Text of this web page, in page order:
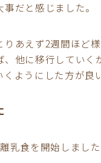
だと感じました。
りあえず2週間ほど
、他に移行していく
ようにした方が良
乳食を開始しました